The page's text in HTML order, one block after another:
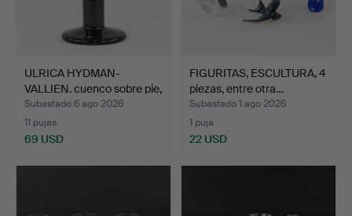
ULRICA HYDMAN-
VALLIEN. cuenco sobre pie,
"…
Subastado 6 ago 2026
11 pujas
69 USD
FIGURITAS, ESCULTURA, 4
piezas, entre otra…
Subastado 1 ago 2026
1 puja
22 USD